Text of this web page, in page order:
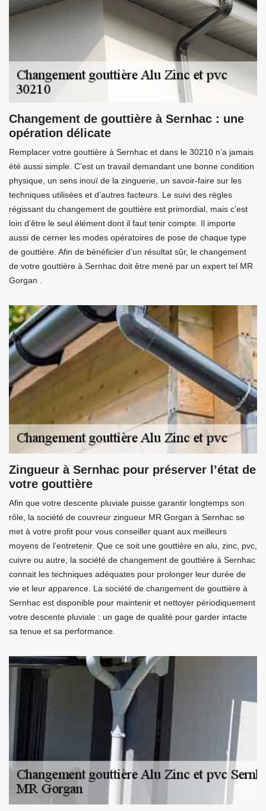
Changement de gouttière à Sernhac : une
opération délicate
Remplacer votre gouttière à Sernhac et dans le 30210 n’a jamais
été aussi simple. C’est un travail demandant une bonne condition
physique, un sens inouï de la zinguerie, un savoir-faire sur les
techniques utilisées et d’autres facteurs. Le suivi des règles
régissant du changement de gouttière est primordial, mais c’est
loin d’être le seul élément dont il faut tenir compte. Il importe
aussi de cerner les modes opératoires de pose de chaque type
de gouttière. Afin de bénéficier d’un résultat sûr, le changement
de votre gouttière à Sernhac doit être mené par un expert tel MR
Gorgan .
Zingueur à Sernhac pour préserver l’état de
votre gouttière
Afin que votre descente pluviale puisse garantir longtemps son
rôle, la société de couvreur zingueur MR Gorgan à Sernhac se
met à votre profit pour vous conseiller quant aux meilleurs
moyens de l’entretenir. Que ce soit une gouttière en alu, zinc, pvc,
cuivre ou autre, la société de changement de gouttière à Sernhac
connait les techniques adéquates pour prolonger leur durée de
vie et leur apparence. La société de changement de gouttière à
Sernhac est disponible pour maintenir et nettoyer périodiquement
votre descente pluviale : un gage de qualité pour garder intacte
sa tenue et sa performance.